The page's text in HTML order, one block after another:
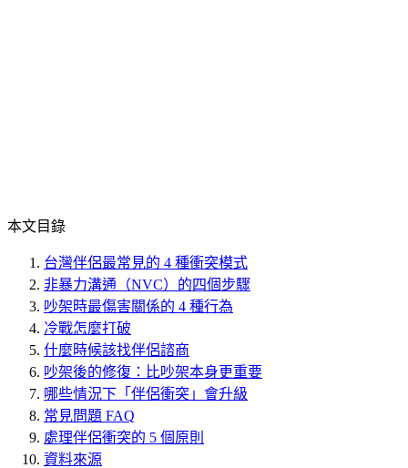
本文目錄
台灣伴侶最常見的 4 種衝突模式
非暴力溝通（NVC）的四個步驟
吵架時最傷害關係的 4 種行為
冷戰怎麼打破
什麼時候該找伴侶諮商
吵架後的修復：比吵架本身更重要
哪些情況下「伴侶衝突」會升級
常見問題 FAQ
處理伴侶衝突的 5 個原則
資料來源